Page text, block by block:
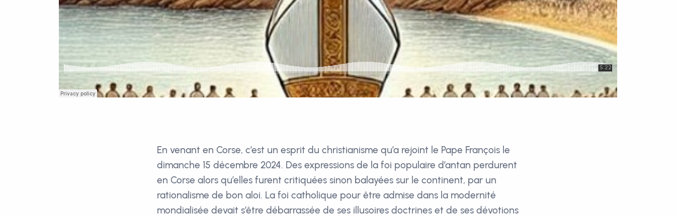
En venant en Corse, c’est un esprit du christianisme qu’a rejoint le Pape François le
dimanche 15 décembre 2024. Des expressions de la foi populaire d’antan perdurent
en Corse alors qu’elles furent critiquées sinon balayées sur le continent, par un
rationalisme de bon aloi. La foi catholique pour être admise dans la modernité
mondialisée devait s’être débarrassée de ses illusoires doctrines et de ses dévotions